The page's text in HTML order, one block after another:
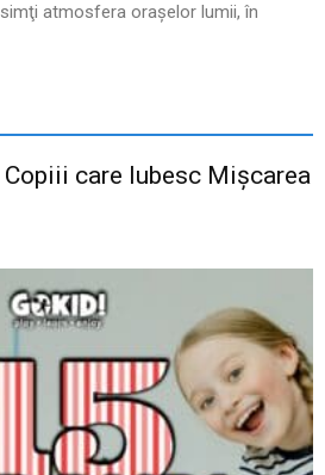
atmosfera oraşelor lumii, în
care Iubesc Mișcarea